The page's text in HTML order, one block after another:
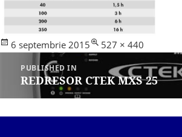
Posted
6 septembrie 2015
Full
527 × 440
Navigare
articole
PUBLISHED IN
REDRESOR CTEK MXS 25